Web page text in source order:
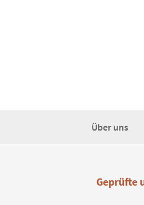
Über uns
Geprüfte